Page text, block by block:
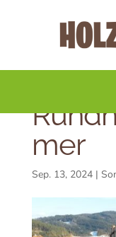
mer
Sep. 13, 2024|